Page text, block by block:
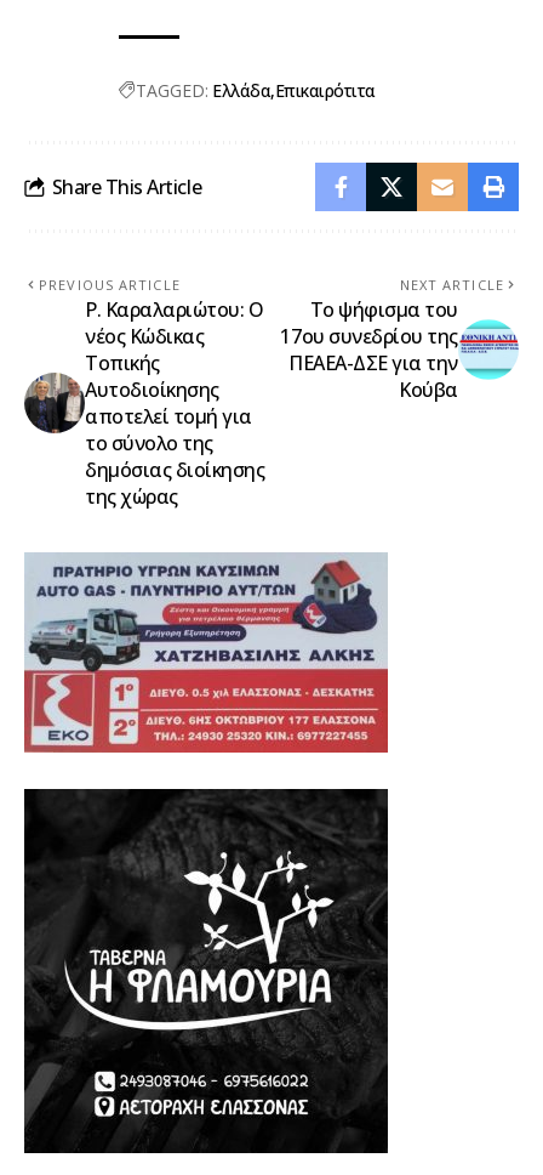
TAGGED: Ελλάδα Επικαιρότιτα
Share This Article
PREVIOUS ARTICLE
Ρ. Καραλαριώτου: Ο
νέος Κώδικας
Τοπικής
Αυτοδιοίκησης
αποτελεί τομή για
το σύνολο της
δημόσιας διοίκησης
της χώρας
NEXT ARTICLE
Το ψήφισμα του
17ου συνεδρίου της
ΠΕΑΕΑ-ΔΣΕ για την
Κούβα